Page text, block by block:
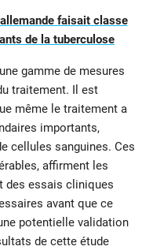
faisait classe
de la tuberculose
gamme de mesures
traitement. Il est
même le traitement a
importants,
cellules sanguines. Ces
affirment les
des essais cliniques
avant que ce
potentielle validation
de cette étude